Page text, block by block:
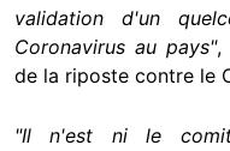
validation d'un
Coronavirus au pays",
de la riposte contre le
"Il n'est ni le